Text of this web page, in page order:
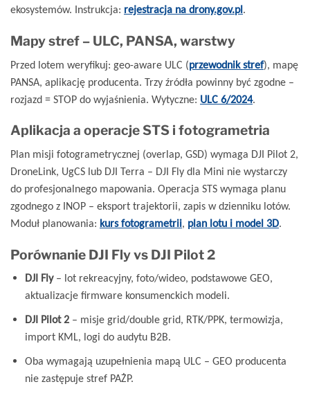
ekosystemów. Instrukcja: rejestracja na drony.gov.pl.
Mapy stref – ULC, PANSA, warstwy
Przed lotem weryfikuj: geo-aware ULC (przewodnik stref), mapę
PANSA, aplikację producenta. Trzy źródła powinny być zgodne –
rozjazd = STOP do wyjaśnienia. Wytyczne: ULC 6/2024.
Aplikacja a operacje STS i fotogrametria
Plan misji fotogrametrycznej (overlap, GSD) wymaga DJI Pilot 2,
DroneLink, UgCS lub DJI Terra – DJI Fly dla Mini nie wystarczy
do profesjonalnego mapowania. Operacja STS wymaga planu
zgodnego z INOP – eksport trajektorii, zapis w dzienniku lotów.
Moduł planowania: kurs fotogrametrii, plan lotu i model 3D.
Porównanie DJI Fly vs DJI Pilot 2
DJI Fly– lot rekreacyjny, foto/wideo, podstawowe GEO,
aktualizacje firmware konsumenckich modeli.
DJI Pilot 2– misje grid/double grid, RTK/PPK, termowizja,
import KML, logi do audytu B2B.
Oba wymagają uzupełnienia mapą ULC – GEO producenta
nie zastępuje stref PAŻP.